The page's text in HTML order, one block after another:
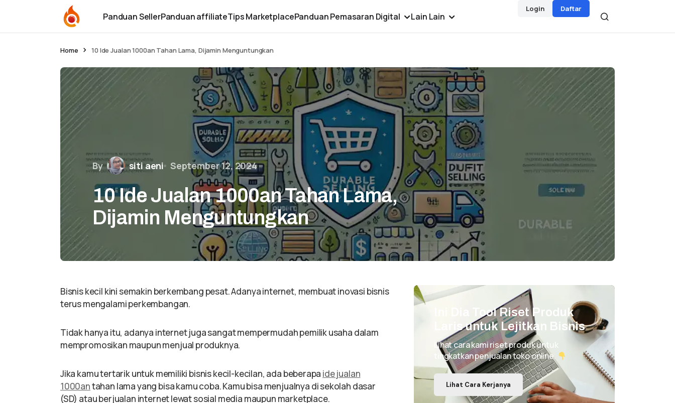
Panduan SellerPanduan affiliateTips MarketplacePanduan Pemasaran Digital Lain Lain
Login Daftar
Home 10 Ide Jualan 1000an Tahan Lama, Dijamin Menguntungkan
By siti aeni September 12, 2024
10 Ide Jualan 1000an Tahan Lama,
Dijamin Menguntungkan
Bisnis kecil kini semakin berkembang pesat. Adanya internet, membuat inovasi bisnis
terus mengalami perkembangan.
Tidak hanya itu, adanya internet juga sangat mempermudah pemilik usaha dalam
mempromosikan maupun menjual produknya.
Jika kamu tertarik untuk memiliki bisnis kecil-kecilan, ada beberapa ide jualan
1000antahan lama yang bisa kamu coba. Kamu bisa menjualnya di sekolah dasar
(SD) atau berjualan internet lewat sosial media maupun marketplace.
Ini Dia Tool Riset Produk
Laris untuk Lejitkan Bisnis
Lihat cara kami riset produk untuk
tingkatkan penjualan toko online.
Lihat Cara Kerjanya